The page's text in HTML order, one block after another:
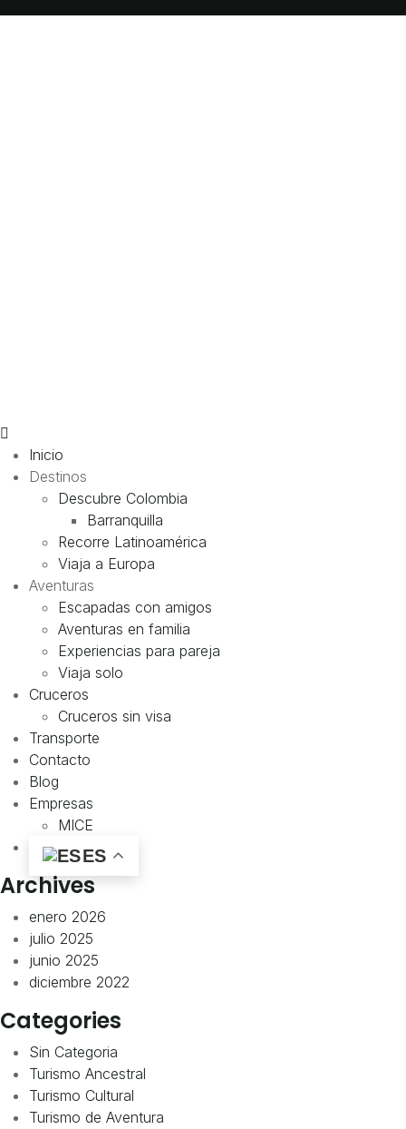
Inicio
Destinos
Descubre Colombia
Barranquilla
Recorre Latinoamérica
Viaja a Europa
Aventuras
Escapadas con amigos
Aventuras en familia
Experiencias para pareja
Viaja solo
Cruceros
Cruceros sin visa
Transporte
Contacto
Blog
Empresas
MICE
ES
Archives
enero 2026
julio 2025
junio 2025
diciembre 2022
Categories
Sin Categoria
Turismo Ancestral
Turismo Cultural
Turismo de Aventura